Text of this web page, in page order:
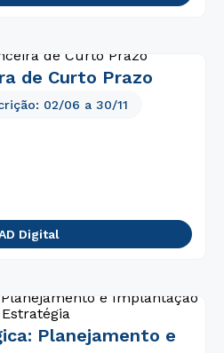
de Curto Prazo
02/06 a 30/11
Digital
Planejamento e